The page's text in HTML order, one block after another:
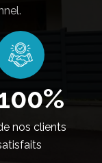
%
nos clients